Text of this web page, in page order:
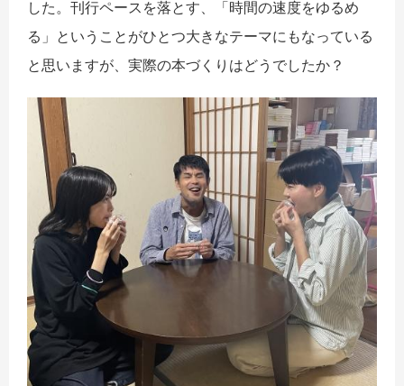
した。刊行ペースを落とす、「時間の速度をゆるめ
る」ということがひとつ大きなテーマにもなっている
と思いますが、実際の本づくりはどうでしたか？